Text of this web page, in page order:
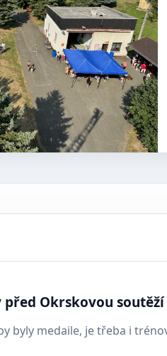
Okrskovou soutěží
byly medaile, je třeba i